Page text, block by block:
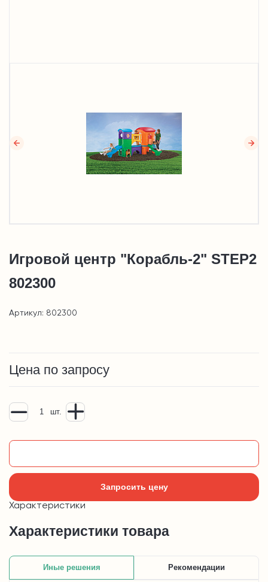
Игровой центр "Корабль-2" STEP2
802300
Артикул: 802300
Цена по запросу
шт.
Запросить цену
Характеристики
Характеристики товара
Иные решения Рекомендации